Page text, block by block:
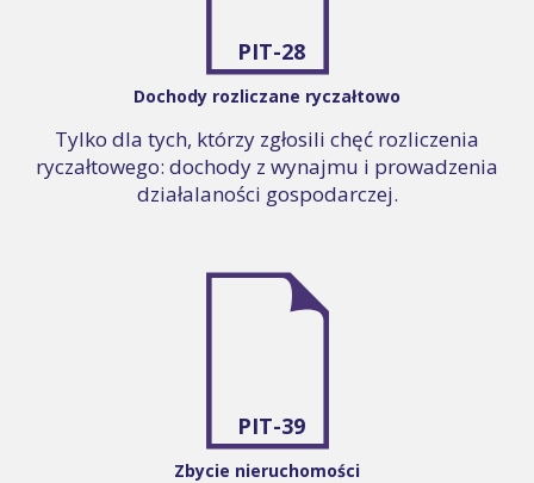
PIT-28
Dochody rozliczane ryczałtowo
Tylko dla tych, którzy zgłosili chęć rozliczenia
ryczałtowego: dochody z wynajmu i prowadzenia
działalaności gospodarczej.
PIT-39
Zbycie nieruchomości